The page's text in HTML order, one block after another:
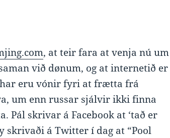
, at teir fara at venja nú um
við dønum, og at internetið er
har eru vónir fyri at frætta frá
um enn russar sjálvir ikki finna
Pál skrivar á Facebook at ‘tað er
skrivaði á Twitter í dag at “Pool